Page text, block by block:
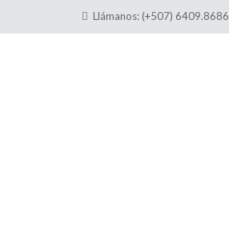
Llámanos: (+507) 6409.8686